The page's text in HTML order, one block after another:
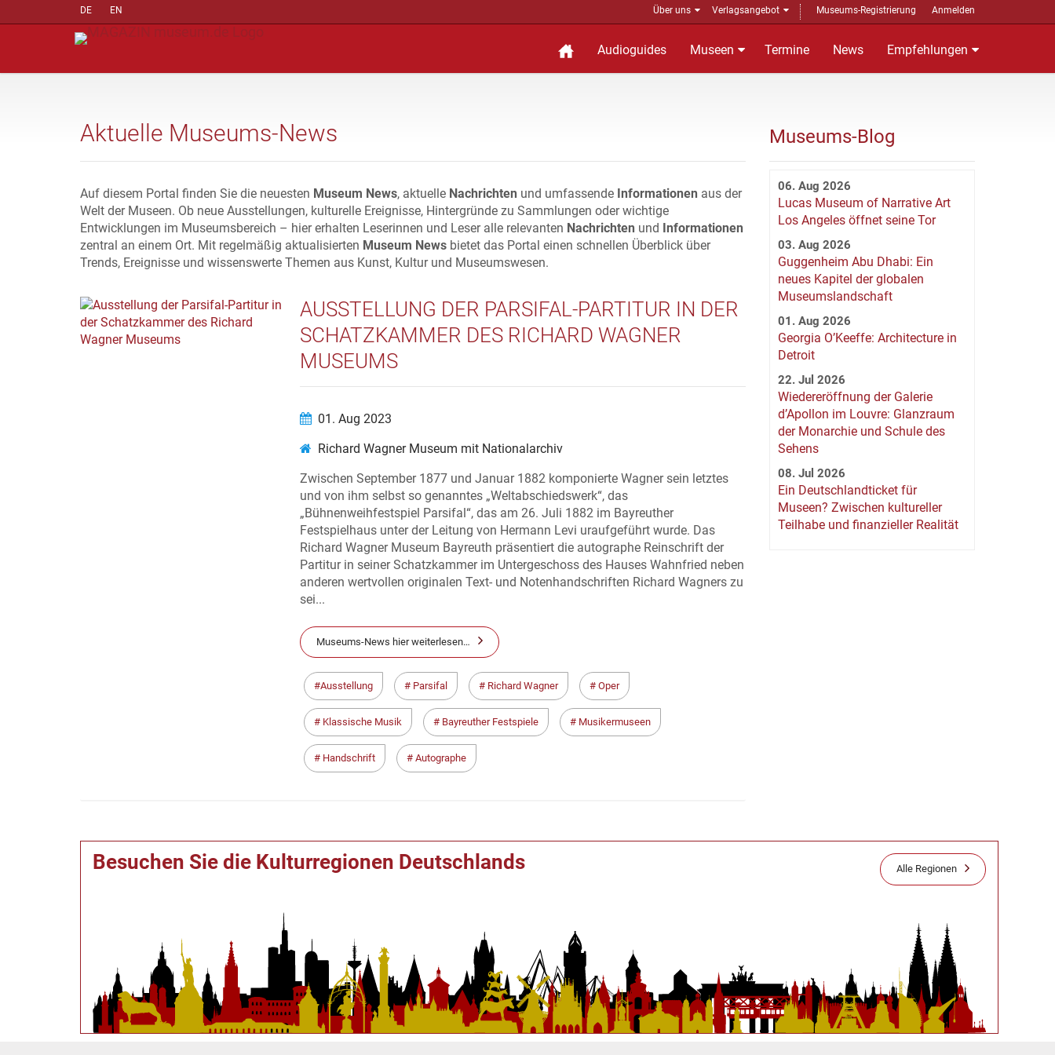
DE EN Über uns Verlagsangebot Museums-Registrierung Anmelden
Audioguides Museen Termine News Empfehlungen
Aktuelle Museums-News
Auf diesem Portal finden Sie die neuesten Museum News, aktuelle Nachrichten und umfassende Informationen aus der
Welt der Museen. Ob neue Ausstellungen, kulturelle Ereignisse, Hintergründe zu Sammlungen oder wichtige
Entwicklungen im Museumsbereich – hier erhalten Leserinnen und Leser alle relevanten Nachrichten und Informationen
zentral an einem Ort. Mit regelmäßig aktualisierten Museum News bietet das Portal einen schnellen Überblick über
Trends, Ereignisse und wissenswerte Themen aus Kunst, Kultur und Museumswesen.
AUSSTELLUNG DER PARSIFAL-PARTITUR IN DER
SCHATZKAMMER DES RICHARD WAGNER
MUSEUMS
01. Aug 2023
Richard Wagner Museum mit Nationalarchiv
Zwischen September 1877 und Januar 1882 komponierte Wagner sein letztes
und von ihm selbst so genanntes „Weltabschiedswerk“, das
„Bühnenweihfestspiel Parsifal“, das am 26. Juli 1882 im Bayreuther
Festspielhaus unter der Leitung von Hermann Levi uraufgeführt wurde. Das
Richard Wagner Museum Bayreuth präsentiert die autographe Reinschrift der
Partitur in seiner Schatzkammer im Untergeschoss des Hauses Wahnfried neben
anderen wertvollen originalen Text- und Notenhandschriften Richard Wagners zu
sei...
Museums-News hier weiterlesen…
Ausstellung Parsifal Richard Wagner Oper
Klassische Musik Bayreuther Festspiele Musikermuseen
Handschrift Autographe
Besuchen Sie die Kulturregionen Deutschlands Alle Regionen
Museums-Blog
06. Aug 2026
Lucas Museum of Narrative Art
Los Angeles öffnet seine Tor
03. Aug 2026
Guggenheim Abu Dhabi: Ein
neues Kapitel der globalen
Museumslandschaft
01. Aug 2026
Georgia O’Keeffe: Architecture in
Detroit
22. Jul 2026
Wiedereröffnung der Galerie
d’Apollon im Louvre: Glanzraum
der Monarchie und Schule des
Sehens
08. Jul 2026
Ein Deutschlandticket für
Museen? Zwischen kultureller
Teilhabe und finanzieller Realität